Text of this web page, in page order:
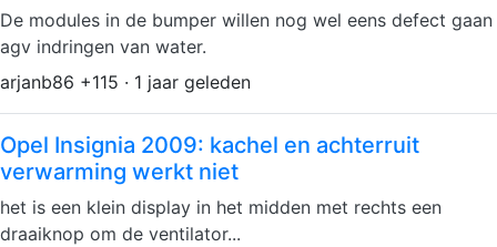
De modules in de bumper willen nog wel eens defect gaan
agv indringen van water.
arjanb86 +115 · 1 jaar geleden
Opel Insignia 2009: kachel en achterruit
verwarming werkt niet
het is een klein display in het midden met rechts een
draaiknop om de ventilator...